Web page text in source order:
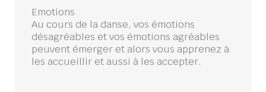
Emotions
Au cours de la danse, vos émotions
désagréables et vos émotions agréables
peuvent émerger et alors vous apprenez à
les accueillir et aussi à les accepter.